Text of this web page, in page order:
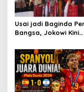
Usai jadi Baginda
Bangsa, Jokowi Kini